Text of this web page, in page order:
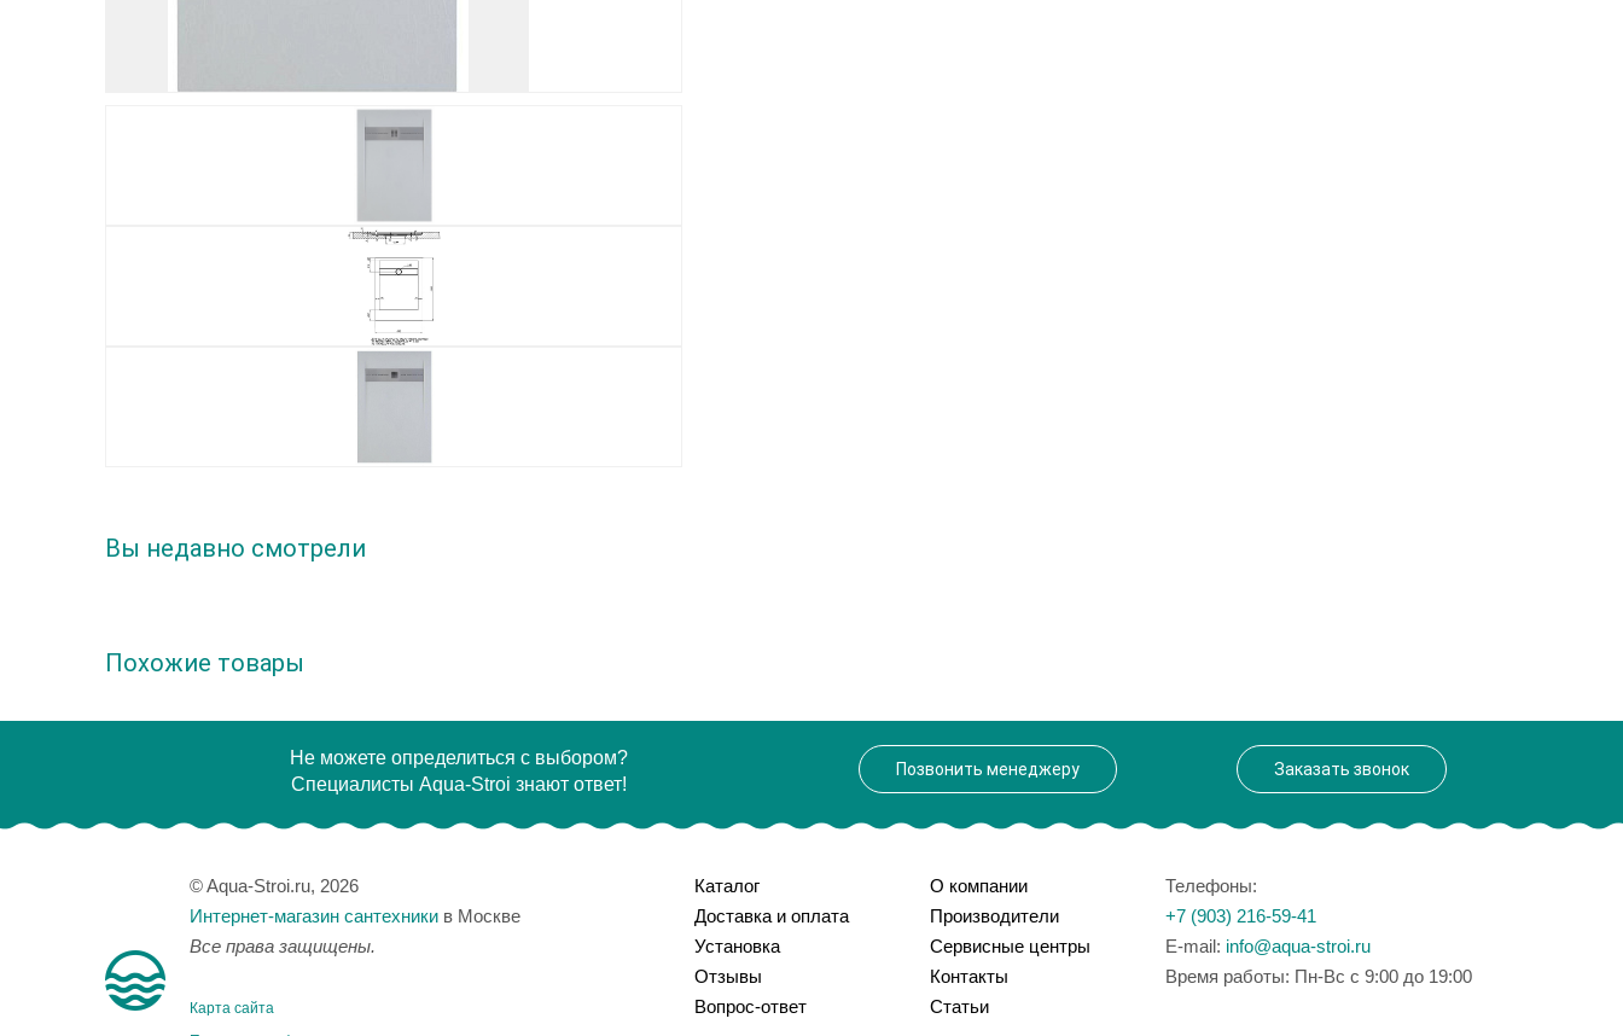
Вы недавно смотрели
Похожие товары
Не можете определиться с выбором?
Специалисты Aqua-Stroi знают ответ!
Позвонить менеджеру Заказать звонок
© Aqua-Stroi.ru, 2026
Интернет-магазин сантехники в Москве
Все права защищены.
Карта сайта
Каталог
Доставка и оплата
Установка
Отзывы
Вопрос-ответ
О компании
Производители
Сервисные центры
Контакты
Статьи
Телефоны:
+7 (903) 216-59-41
E-mail: info@aqua-stroi.ru
Время работы: Пн-Вс с 9:00 до 19:00